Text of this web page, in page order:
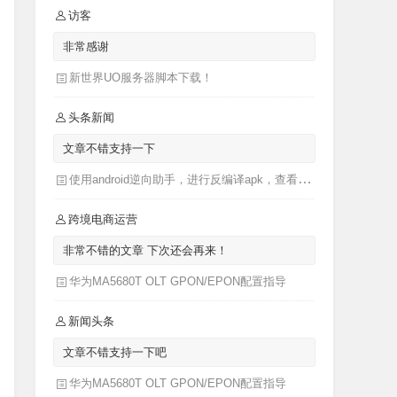
访客
非常感谢
新世界UO服务器脚本下载！
头条新闻
文章不错支持一下
使用android逆向助手，进行反编译apk，查看apk源码
跨境电商运营
非常不错的文章 下次还会再来！
华为MA5680T OLT GPON/EPON配置指导
新闻头条
文章不错支持一下吧
华为MA5680T OLT GPON/EPON配置指导